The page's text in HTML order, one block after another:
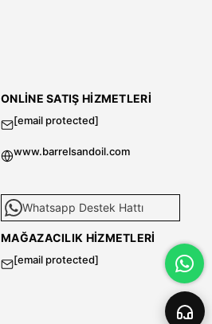
ONLINE SATIŞ HIZMETLERI
[email protected]
www.barrelsandoil.com
Whatsapp Destek Hattı
MAĞAZACILIK HIZMETLERI
[email protected]